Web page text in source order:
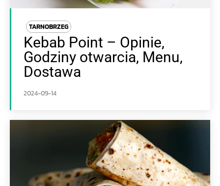
TARNOBRZEG
Kebab Point – Opinie,
Godziny otwarcia, Menu,
Dostawa
2024-09-14